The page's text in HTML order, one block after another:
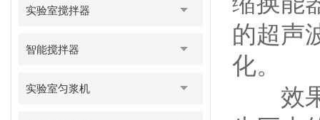
实验室搅拌器
智能搅拌器
实验室匀浆机
的超声
化。
效果